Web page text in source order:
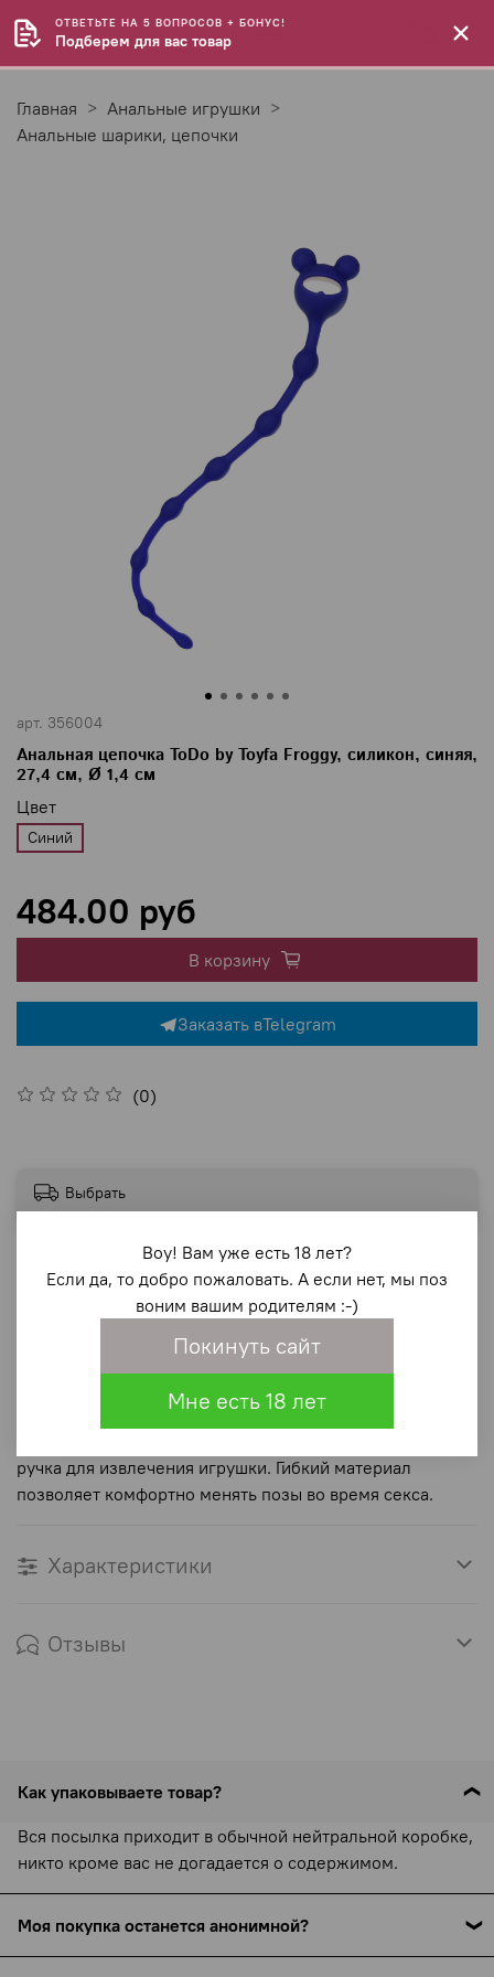
Главная
Анальные игрушки
Анальные шарики, цепочки
арт. 356004
Анальная цепочка ToDo by Toyfa Froggy, силикон, синяя,
27,4 см, Ø 1,4 см
(0)
Цвет
Синий
484.00 руб
В корзину
Заказать вTelegram
Выбрать
Froggy Миниатюрный диаметр цепочки идеален для
ручка для извлечения игрушки. Гибкий материал
позволяет комфортно менять позы во время секса.
Характеристики
Отзывы
Как упаковываете товар?
Вся посылка приходит в обычной нейтральной коробке,
никто кроме вас не догадается о содержимом.
Моя покупка останется анонимной?
Воу! Вам уже есть 18 лет?
Если да, то добро пожаловать. А если нет, мы поз
воним вашим родителям :-)
Покинуть сайт
Мне есть 18 лет
ОТВЕТЬТЕ НА 5 ВОПРОСОВ + БОНУС!
Подберем для вас товар